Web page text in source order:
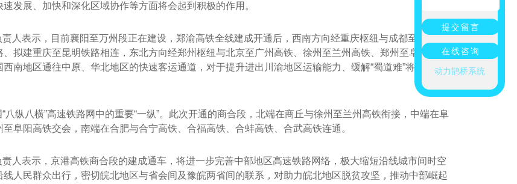
H09 玻璃岗亭JYA-C05 重庆艺术岗亭定制
发展、加快和深化区域协作等方面将会起到积极的作用。
责人表示，目前襄阳至万州段正在建设，郑渝高铁全线建成开通后，西南方向经重庆枢纽与成都至重庆高
拟建重庆至昆明铁路相连，东北方向经郑州枢纽与北京至广州高铁、徐州至兰州高铁、郑州至阜阳高铁
南地区通往中原、华北地区的快速客运通道，对于提升进出川渝地区运输能力、缓解“蜀道难”将发挥重要
八纵八横”高速铁路网中的重要“一纵”。此次开通的商合段，北端在商丘与徐州至兰州高铁衔接，中端在阜
阜阳高铁交会，南端在合肥与合宁高铁、合福高铁、合蚌高铁、合武高铁连通。
责人表示，京港高铁商合段的建成通车，将进一步完善中部地区高速铁路网络，极大缩短沿线城市间时空
线人民群众出行，密切皖北地区与省会间及豫皖两省间的联系，对助力皖北地区脱贫攻坚，推动中部崛起
提交留言
在线咨询
动力鹊桥系统